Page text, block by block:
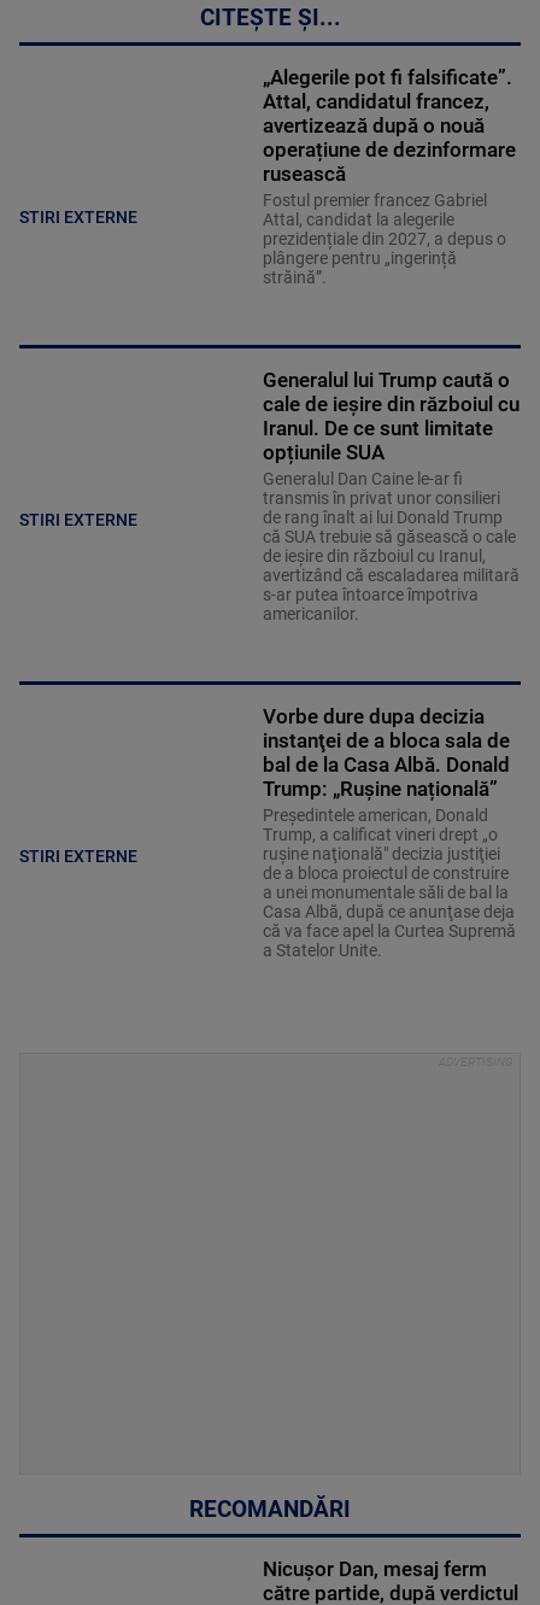
CITEȘTE ȘI...
STIRI EXTERNE
„Alegerile pot fi falsificate”.
Attal, candidatul francez,
avertizează după o nouă
operațiune de dezinformare
rusească
Fostul premier francez Gabriel
Attal, candidat la alegerile
prezidențiale din 2027, a depus o
plângere pentru „ingerință
străină”.
STIRI EXTERNE
Generalul lui Trump caută o
cale de ieșire din războiul cu
Iranul. De ce sunt limitate
opțiunile SUA
Generalul Dan Caine le-ar fi
transmis în privat unor consilieri
de rang înalt ai lui Donald Trump
că SUA trebuie să găsească o cale
de ieșire din războiul cu Iranul,
avertizând că escaladarea militară
s-ar putea întoarce împotriva
americanilor.
STIRI EXTERNE
Vorbe dure dupa decizia
instanţei de a bloca sala de
bal de la Casa Albă. Donald
Trump: „Rușine națională”
Preşedintele american, Donald
Trump, a calificat vineri drept „o
ruşine naţională" decizia justiţiei
de a bloca proiectul de construire
a unei monumentale săli de bal la
Casa Albă, după ce anunţase deja
că va face apel la Curtea Supremă
a Statelor Unite.
RECOMANDĂRI
Nicușor Dan, mesaj ferm
către partide, după verdictul